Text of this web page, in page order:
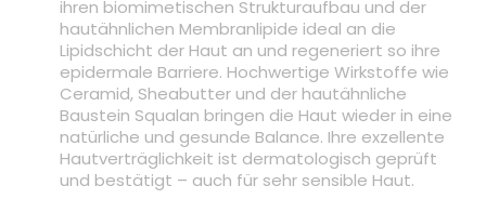
ihren biomimetischen Strukturaufbau und der
hautähnlichen Membranlipide ideal an die
Lipidschicht der Haut an und regeneriert so ihre
epidermale Barriere. Hochwertige Wirkstoffe wie
Ceramid, Sheabutter und der hautähnliche
Baustein Squalan bringen die Haut wieder in eine
natürliche und gesunde Balance. Ihre exzellente
Hautverträglichkeit ist dermatologisch geprüft
und bestätigt – auch für sehr sensible Haut.